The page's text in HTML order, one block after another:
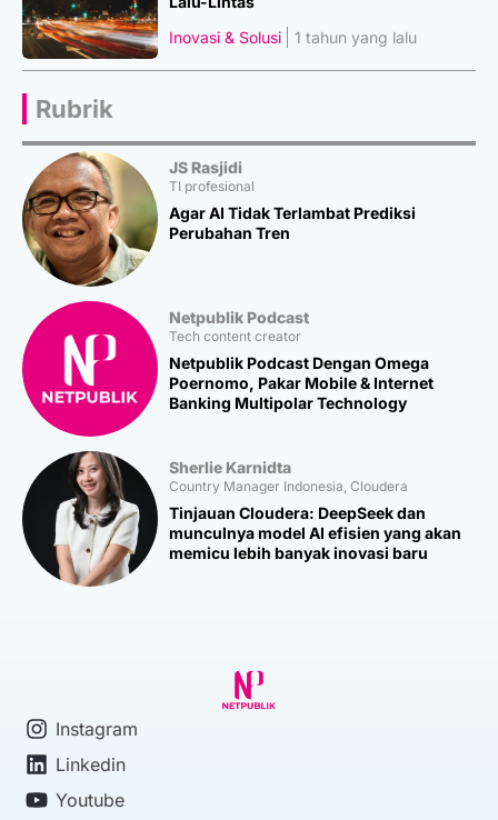
Inovasi & Solusi
1 tahun yang lalu
Rubrik
JS Rasjidi
TI profesional
Agar AI Tidak Terlambat Prediksi
Perubahan Tren
Netpublik Podcast
Tech content creator
Netpublik Podcast Dengan Omega
Poernomo, Pakar Mobile & Internet
Banking Multipolar Technology
Sherlie Karnidta
Country Manager Indonesia, Cloudera
Tinjauan Cloudera: DeepSeek dan
munculnya model AI efisien yang akan
memicu lebih banyak inovasi baru
Instagram
Linkedin
Youtube